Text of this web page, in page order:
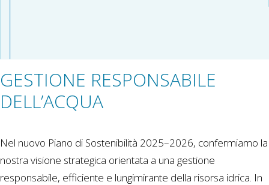
GESTIONE RESPONSABILE
DELL’ACQUA
Nel nuovo Piano di Sostenibilità 2025–2026, confermiamo la
nostra visione strategica orientata a una gestione
responsabile, efficiente e lungimirante della risorsa idrica. In